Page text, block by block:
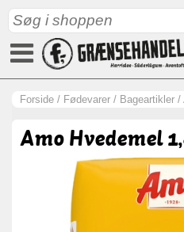
Forside / Fødevarer / Bageartikler /
Amo Hvedemel